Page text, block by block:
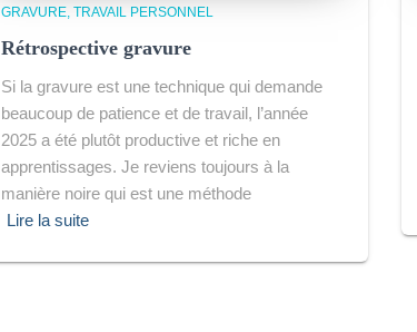
GRAVURE TRAVAIL PERSONNEL
Rétrospective gravure
Si la gravure est une technique qui demande
beaucoup de patience et de travail, l’année
2025 a été plutôt productive et riche en
apprentissages. Je reviens toujours à la
manière noire qui est une méthode
Lire la suite